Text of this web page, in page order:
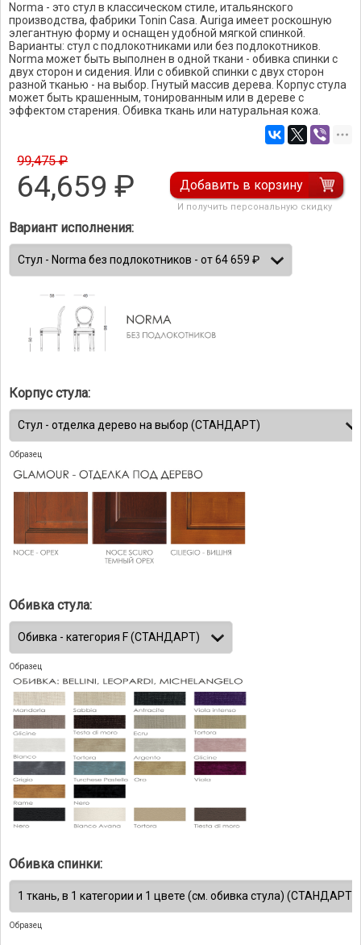
Norma - это стул в классическом стиле, итальянского
производства, фабрики Tonin Casa. Auriga имеет роскошную
элегантную форму и оснащен удобной мягкой спинкой.
Варианты: стул с подлокотниками или без подлокотников.
Norma может быть выполнен в одной ткани - обивка спинки с
двух сторон и сидения. Или с обивкой спинки с двух сторон
разной тканью - на выбор. Гнутый массив дерева. Корпус стула
может быть крашенным, тонированным или в дереве с
эффектом старения. Обивка ткань или натуральная кожа.
99,475 ₽
64,659 ₽ Добавить в корзину
И получить персональную скидку
Вариант исполнения:
Корпус стула:
Образец
Обивка стула:
Образец
Обивка спинки:
Образец